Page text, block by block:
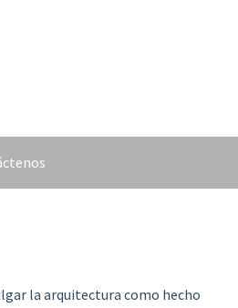
la arquitectura como hecho